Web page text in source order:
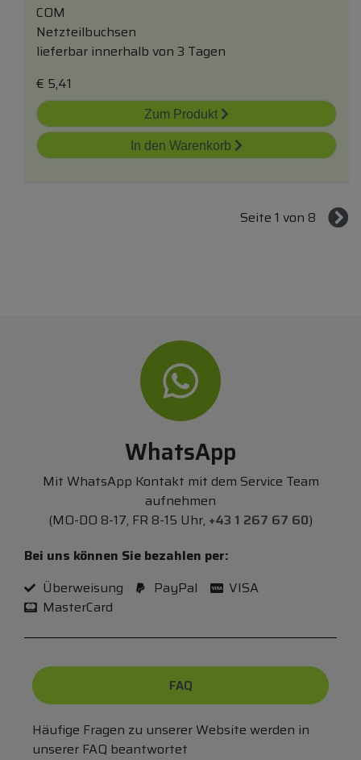
COM
Netzteilbuchsen
lieferbar innerhalb von 3 Tagen
€ 5,41
Zum Produkt
In den Warenkorb
Seite 1 von 8
WhatsApp
Mit WhatsApp Kontakt mit dem Service Team
aufnehmen
(MO-DO 8-17, FR 8-15 Uhr, +43 1 267 67 60)
Bei uns können Sie bezahlen per:
Überweisung
PayPal
VISA
MasterCard
FAQ
Häufige Fragen zu unserer Website werden in
unserer FAQ beantwortet